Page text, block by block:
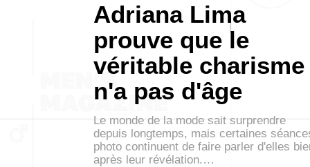
Adriana Lima
prouve que le
véritable charisme
n'a pas d'âge
Le monde de la mode sait surprendre
depuis longtemps, mais certaines
photo continuent de faire parler d'elles
après leur révélation.…